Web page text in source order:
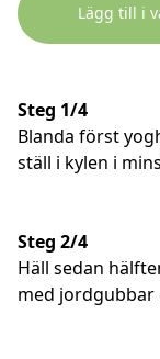
Lägg till i
Steg 1/4
Blanda först
ställ i kylen i
Steg 2/4
Häll sedan
med jordgubbar